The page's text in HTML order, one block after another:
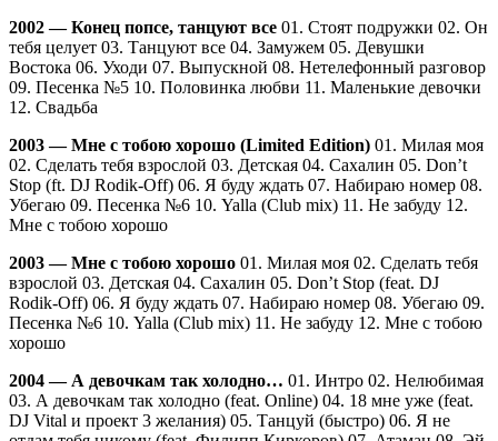
2002 — Конец попсе, танцуют все 01. Стоят подружки 02. Он
тебя целует 03. Танцуют все 04. Замужем 05. Девушки
Востока 06. Уходи 07. Выпускной 08. Нетелефонный разговор
09. Песенка №5 10. Половинка любви 11. Маленькие девочки
12. Свадьба
2003 — Мне с тобою хорошо (Limited Edition) 01. Милая моя
02. Сделать тебя взрослой 03. Детская 04. Сахалин 05. Don’t
Stop (ft. DJ Rodik-Off) 06. Я буду ждать 07. Набираю номер 08.
Убегаю 09. Песенка №6 10. Yalla (Club mix) 11. Не забуду 12.
Мне с тобою хорошо
2003 — Мне с тобою хорошо 01. Милая моя 02. Сделать тебя
взрослой 03. Детская 04. Сахалин 05. Don’t Stop (feat. DJ
Rodik-Off) 06. Я буду ждать 07. Набираю номер 08. Убегаю 09.
Песенка №6 10. Yalla (Club mix) 11. Не забуду 12. Мне с тобою
хорошо
2004 — А девочкам так холодно… 01. Интро 02. Нелюбимая
03. А девочкам так холодно (feat. Online) 04. 18 мне уже (feat.
DJ Vital и проект 3 желания) 05. Танцуй (быстро) 06. Я не